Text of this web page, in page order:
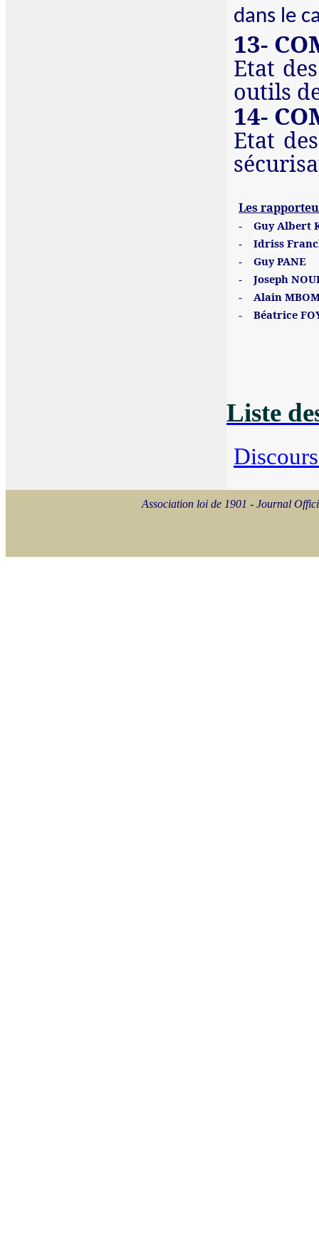
dans le
13-
Etat
outils
14-
Etat
Les
- Guy Albert
- Idriss
- Guy PANE
- Joseph
- Alain
- Béatrice
Liste
Association loi de 1901 - Journal